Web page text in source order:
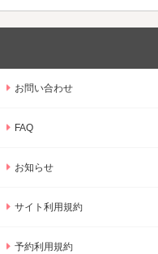
お問い合わせ
FAQ
お知らせ
サイト利用規約
予約利用規約